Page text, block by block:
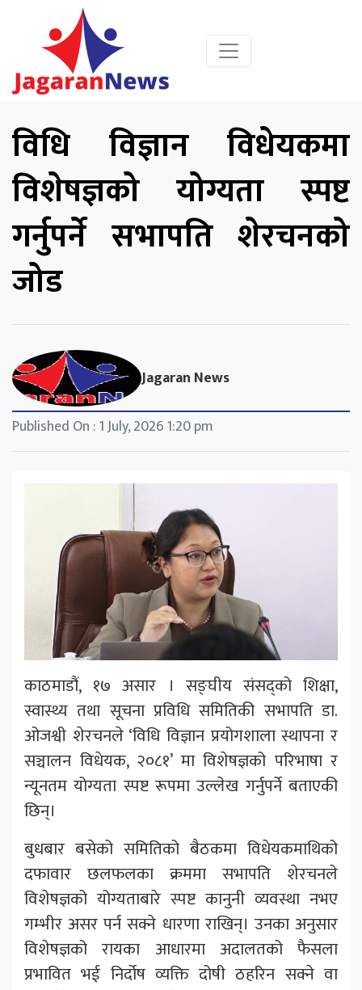
विधि विज्ञान विधेयकमा
विशेषज्ञको योग्यता स्पष्ट
गर्नुपर्ने सभापति शेरचनको
जोड
Jagaran News
Published On : 1 July, 2026 1:20 pm
काठमाडौं, १७ असार । सङ्घीय संसद्को शिक्षा,
स्वास्थ्य तथा सूचना प्रविधि समितिकी सभापति डा.
ओजश्वी शेरचनले ‘विधि विज्ञान प्रयोगशाला स्थापना र
सञ्चालन विधेयक, २०८१’ मा विशेषज्ञको परिभाषा र
न्यूनतम योग्यता स्पष्ट रूपमा उल्लेख गर्नुपर्ने बताएकी
छिन्।
बुधबार बसेको समितिको बैठकमा विधेयकमाथिको
दफावार छलफलका क्रममा सभापति शेरचनले
विशेषज्ञको योग्यताबारे स्पष्ट कानुनी व्यवस्था नभए
गम्भीर असर पर्न सक्ने धारणा राखिन्। उनका अनुसार
विशेषज्ञको रायका आधारमा अदालतको फैसला
प्रभावित भई निर्दोष व्यक्ति दोषी ठहरिन सक्ने वा